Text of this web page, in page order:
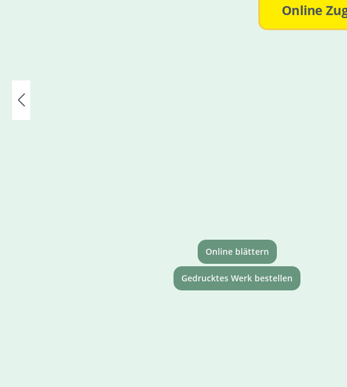
Online
Online blättern
Gedrucktes Werk bestellen